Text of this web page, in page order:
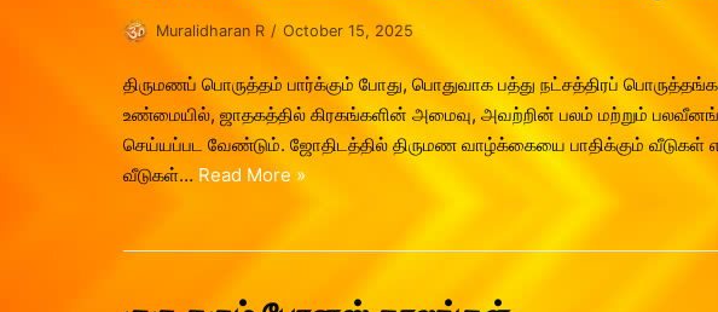
Muralidharan R October 15, 2025
திருமணப் பொருத்தம் பார்க்கும் போது, பொதுவாக பத்து நட்சத்திரப்
உண்மையில், ஜாதகத்தில் கிரகங்களின் அமைவு, அவற்றின் பலம் மற்றும்
செய்யப்பட வேண்டும். ஜோதிடத்தில் திருமண வாழ்க்கையை பாதிக்கும் வீடுகள்
வீடுகள்… Read More »